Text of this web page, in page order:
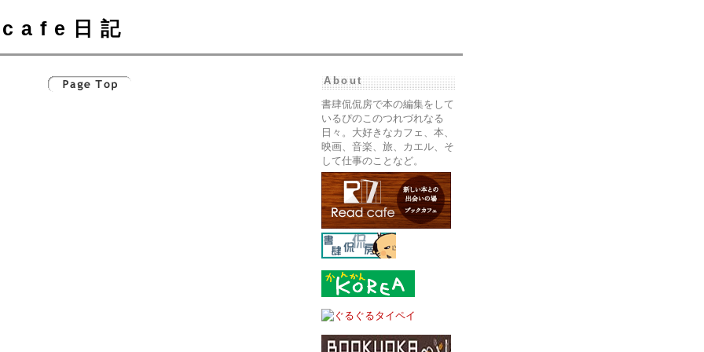
cafe日記
About
書肆侃侃房で本の編集をして
いるぴのこのつれづれなる
日々。大好きなカフェ、本、
映画、音楽、旅、カエル、そ
して仕事のことなど。